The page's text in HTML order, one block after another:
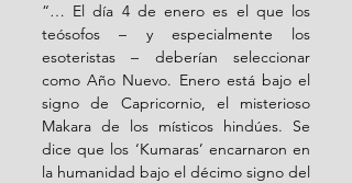
“… El día 4 de enero es el que los
teósofos – y especialmente los
esoteristas – deberían seleccionar
como Año Nuevo. Enero está bajo el
signo de Capricornio, el misterioso
Makara de los místicos hindúes. Se
dice que los ‘Kumaras’ encarnaron en
la humanidad bajo el décimo signo del